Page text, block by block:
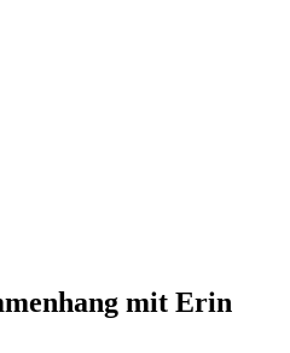
mit Erin